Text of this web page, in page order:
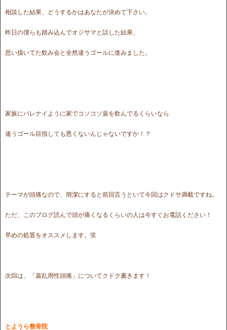
相談した結果、どうするかはあなたが決めて下さい。
昨日の僕らも踏み込んでオジサマと話した結果、
思い描いてた飲み会と全然違うゴールに進みました。
家族にバレナイように家でコソコソ薬を飲んでるくらいなら
違うゴール目指しても悪くないんじゃないですか！？
テーマが頭痛なので、簡潔にすると前回言うといて今回はクドサ満載ですね。
ただ、このブログ読んで頭が痛くなるくらいの人は今すぐお電話ください！
早めの処置をオススメします。笑
次回は、「薬乱用性頭痛」についてクドク書きます！
とようら整骨院